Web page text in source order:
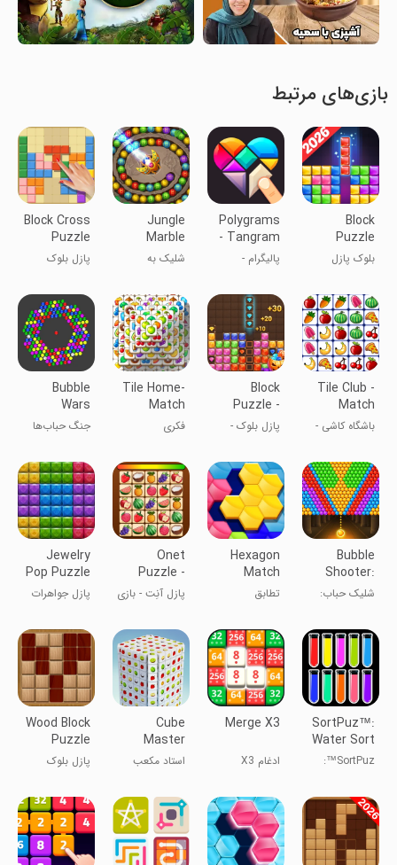
بازی‌های مرتبط
Block
Puzzle
بلوک پازل
Polygrams
- Tangram
Puzzles
پالیگرام -
Jungle
Marble
Blast
شلیک به
Block Cross
Puzzle
پازل بلوک
Tile Club -
Match
Puzzle
باشگاه کاشی -
Block
Puzzle -
Jewels
World
پازل بلوک -
Tile Home-
Match
Puzzle
Games
فکری
Bubble
Wars
جنگ حباب‌ها
Bubble
Shooter:
Fun Pop
شلیک حباب:
سرگرم‌کننده
Hexagon
Match
تطابق
Onet
Puzzle -
Tile Match
Game
پازل آنِت - بازی
Jewelry
Pop Puzzle
پازل جواهرات
SortPuz™:
Water Sort
Puzzle
SortPuz™:
مرتب‌سازی آب
Merge X3
ادغام X3
Cube
Master
3D®:Matching
استاد مکعب
Wood Block
Puzzle
پازل بلوک